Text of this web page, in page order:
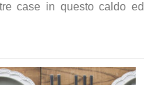
case in questo caldo ed